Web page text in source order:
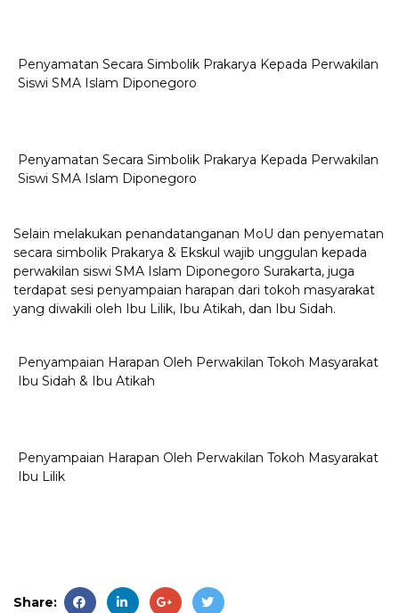
Penyamatan Secara Simbolik Prakarya Kepada Perwakilan
Siswi SMA Islam Diponegoro
Penyamatan Secara Simbolik Prakarya Kepada Perwakilan
Siswi SMA Islam Diponegoro
Selain melakukan penandatanganan MoU dan penyematan
secara simbolik Prakarya & Ekskul wajib unggulan kepada
perwakilan siswi SMA Islam Diponegoro Surakarta, juga
terdapat sesi penyampaian harapan dari tokoh masyarakat
yang diwakili oleh Ibu Lilik, Ibu Atikah, dan Ibu Sidah.
Penyampaian Harapan Oleh Perwakilan Tokoh Masyarakat
Ibu Sidah & Ibu Atikah
Penyampaian Harapan Oleh Perwakilan Tokoh Masyarakat
Ibu Lilik
Share: